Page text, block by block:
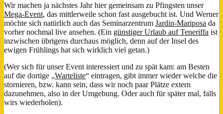
Wir machen ja nächstes Jahr hier gemeinsam zu Pfingsten unser
Mega-Event, das mittlerweile schon fast ausgebucht ist. Und Werner
möchte sich natürlich auch das Seminarzentrum Jardin-Mariposa da
vorher nochmal live ansehen. (Ein günstiger Urlaub auf Teneriffa ist
inzwischen übrigens durchaus möglich, denn auf der Insel des
ewigen Frühlings hat sich wirklich viel getan.)
(Wer sich für unser Event interessiert und zu spät kam: am Besten
auf die dortige „Warteliste“ eintragen, gibt immer wieder welche die
stornieren, bzw. kann sein, dass wir noch paar Plätze extern
dazunehmen, also in der Umgebung. Oder auch für später mal, falls
wirs wiederholen).